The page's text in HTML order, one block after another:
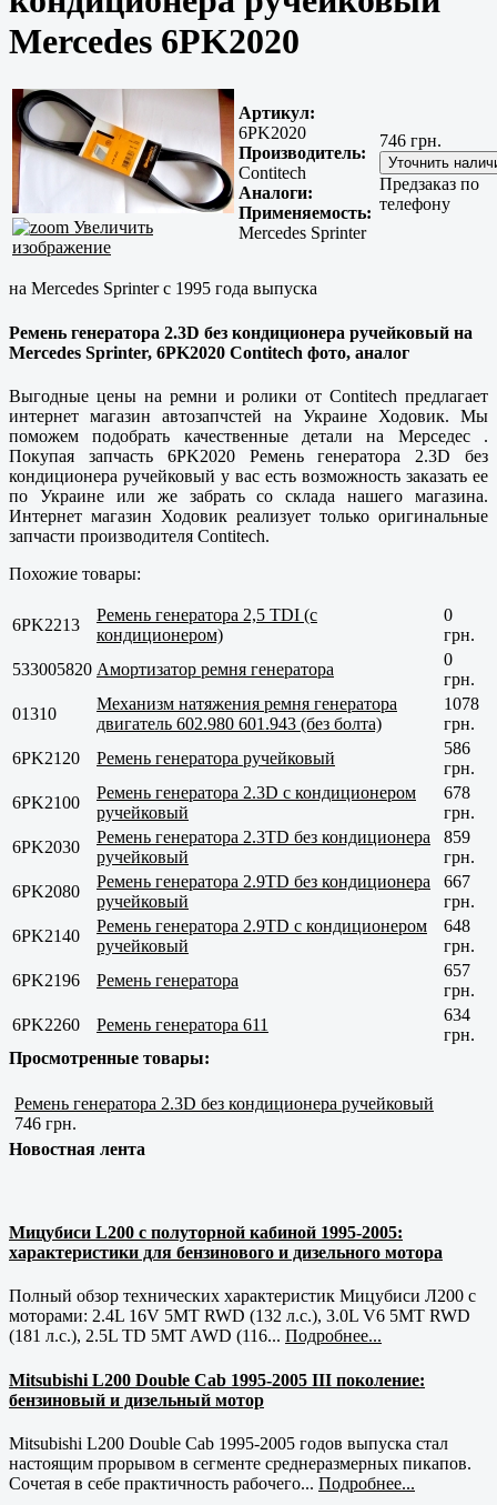
Mercedes 6PK2020
Увеличить
изображение
Артикул:
6PK2020
Производитель:
Contitech
Аналоги:
Применяемость:
Mercedes Sprinter
746 грн.
Предзаказ по
телефону
на Mercedes Sprinter с 1995 года выпуска
Ремень генератора 2.3D без кондиционера ручейковый на
Mercedes Sprinter, 6PK2020 Contitech фото, аналог
Выгодные цены на ремни и ролики от Contitech предлагает
интернет магазин автозапчстей на Украине Ходовик. Мы
поможем подобрать качественные детали на Мерседес .
Покупая запчасть 6PK2020 Ремень генератора 2.3D без
кондиционера ручейковый у вас есть возможность заказать ее
по Украине или же забрать со склада нашего магазина.
Интернет магазин Ходовик реализует только оригинальные
запчасти производителя Contitech.
Похожие товары:
6PK2213
Ремень генератора 2,5 TDI (с
кондиционером)
0
грн.
533005820 Амортизатор ремня генератора
0
грн.
01310
Механизм натяжения ремня генератора
двигатель 602.980 601.943 (без болта)
1078
грн.
6PK2120
Ремень генератора ручейковый
586
грн.
6PK2100
Ремень генератора 2.3D с кондиционером
ручейковый
678
грн.
6PK2030
Ремень генератора 2.3TD без кондиционера
ручейковый
859
грн.
6PK2080
Ремень генератора 2.9TD без кондиционера
ручейковый
667
грн.
6PK2140
Ремень генератора 2.9TD с кондиционером
ручейковый
648
грн.
6PK2196
Ремень генератора
657
грн.
6PK2260
Ремень генератора 611
634
грн.
Просмотренные товары:
Ремень генератора 2.3D без кондиционера ручейковый
746 грн.
Новостная лента
Мицубиси L200 с полуторной кабиной 1995-2005:
характеристики для бензинового и дизельного мотора
Полный обзор технических характеристик Мицубиси Л200 с
моторами: 2.4L 16V 5MT RWD (132 л.с.), 3.0L V6 5MT RWD
(181 л.с.), 2.5L TD 5MT AWD (116... Подробнее...
Mitsubishi L200 Double Cab 1995-2005 III поколение:
бензиновый и дизельный мотор
Mitsubishi L200 Double Cab 1995-2005 годов выпуска стал
настоящим прорывом в сегменте среднеразмерных пикапов.
Сочетая в себе практичность рабочего... Подробнее...